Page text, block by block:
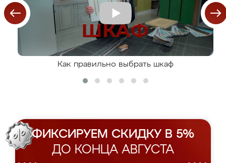
Как правильно выбрать шкаф
ФИКСИРУЕМ СКИДКУ В 5%
ДО КОНЦА АВГУСТА